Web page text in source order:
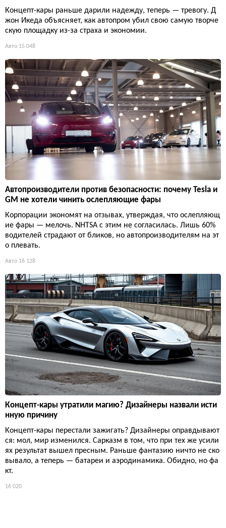
Концепт-кары раньше дарили надежду, теперь — тревогу. Д
жон Икеда объясняет, как автопром убил свою самую творче
скую площадку из-за страха и экономии.
Авто 15 048
Автопроизводители против безопасности: почему Tesla и
GM не хотели чинить ослепляющие фары
Корпорации экономят на отзывах, утверждая, что ослепляющ
ие фары — мелочь. NHTSA с этим не согласилась. Лишь 60%
водителей страдают от бликов, но автопроизводителям на эт
о плевать.
Авто 16 128
Концепт-кары утратили магию? Дизайнеры назвали исти
нную причину
Концепт-кары перестали зажигать? Дизайнеры оправдывают
ся: мол, мир изменился. Сарказм в том, что при тех же усили
ях результат вышел пресным. Раньше фантазию ничто не ско
вывало, а теперь — батареи и аэродинамика. Обидно, но фа
кт.
16 020